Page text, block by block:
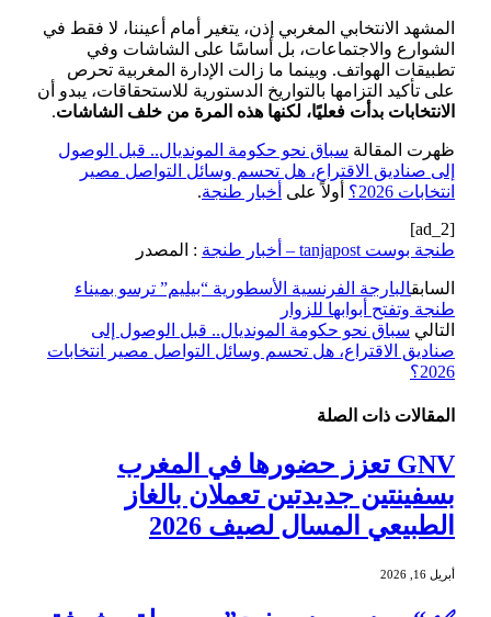
المشهد الانتخابي المغربي إذن، يتغير أمام أعيننا، لا فقط في
الشوارع والاجتماعات، بل أساسًا على الشاشات وفي
تطبيقات الهواتف. وبينما ما زالت الإدارة المغربية تحرص
على تأكيد التزامها بالتواريخ الدستورية للاستحقاقات، يبدو أن
الانتخابات بدأت فعليًا، لكنها هذه المرة من خلف الشاشات.
ظهرت المقالة سباق نحو حكومة المونديال.. قبل الوصول
إلى صناديق الاقتراع، هل تحسم وسائل التواصل مصير
انتخابات 2026؟
أولاً على أخبار طنجة.
[ad_2]
طنجة بوست tanjapost – أخبار طنجة
: المصدر
السابقالبارجة الفرنسية الأسطورية “بيليم” ترسو بميناء
طنجة وتفتح أبوابها للزوار
التالي سباق نحو حكومة المونديال.. قبل الوصول إلى
صناديق الاقتراع، هل تحسم وسائل التواصل مصير انتخابات
2026؟
المقالات ذات الصلة
GNV تعزز حضورها في المغرب
بسفينتين جديدتين تعملان بالغاز
الطبيعي المسال لصيف 2026
أبريل 16, 2026